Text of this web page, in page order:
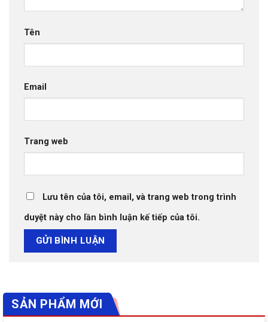
Tên
Email
Trang web
Lưu tên của tôi, email, và trang web trong trình
duyệt này cho lần bình luận kế tiếp của tôi.
SẢN PHẨM MỚI